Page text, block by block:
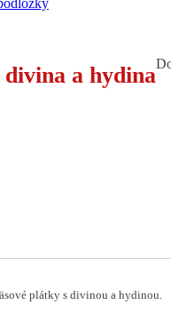
a hydina
plátky s divinou a hydinou.